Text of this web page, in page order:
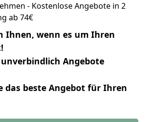
- Kostenlose Angebote in 2
ab 74€
Ihnen, wenn es um Ihren
Angebote
das beste Angebot für Ihren